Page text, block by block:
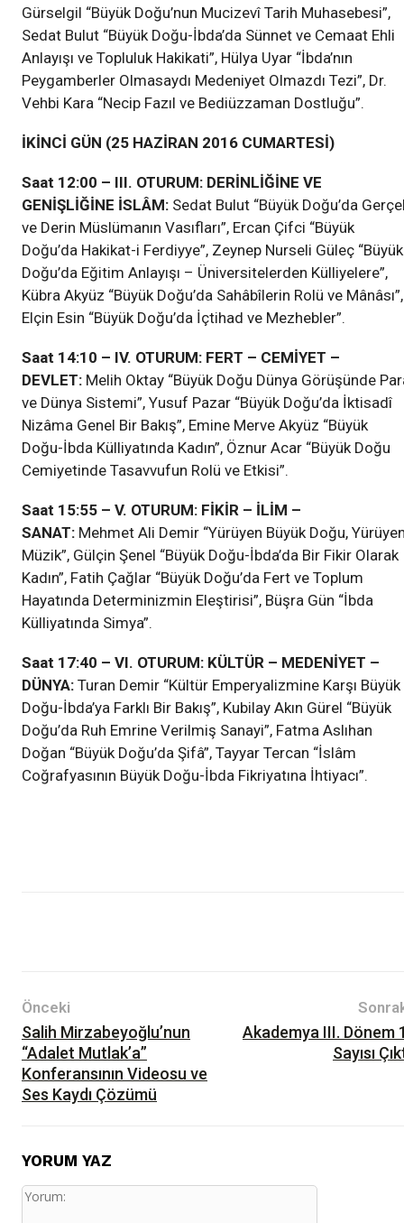
Gürselgil “Büyük Doğu’nun Mucizevî Tarih Muhasebesi”,
Sedat Bulut “Büyük Doğu-İbda’da Sünnet ve Cemaat Ehli
Anlayışı ve Topluluk Hakikati”, Hülya Uyar “İbda’nın
Peygamberler Olmasaydı Medeniyet Olmazdı Tezi”, Dr.
Vehbi Kara “Necip Fazıl ve Bediüzzaman Dostluğu”.
İKİNCİ GÜN (25 HAZİRAN 2016 CUMARTESİ)
Saat 12:00 – III. OTURUM: DERİNLİĞİNE VE
GENİŞLİĞİNE İSLÂM: Sedat Bulut “Büyük Doğu’da
ve Derin Müslümanın Vasıfları”, Ercan Çifci “Büyük
Doğu’da Hakikat-i Ferdiyye”, Zeynep Nurseli Güleç “Büyük
Doğu’da Eğitim Anlayışı – Üniversitelerden Külliyelere”,
Kübra Akyüz “Büyük Doğu’da Sahâbîlerin Rolü ve Mânâsı”,
Elçin Esin “Büyük Doğu’da İçtihad ve Mezhebler”.
Saat 14:10 – IV. OTURUM: FERT – CEMİYET –
DEVLET: Melih Oktay “Büyük Doğu Dünya Görüşünde
ve Dünya Sistemi”, Yusuf Pazar “Büyük Doğu’da İktisadî
Nizâma Genel Bir Bakış”, Emine Merve Akyüz “Büyük
Doğu-İbda Külliyatında Kadın”, Öznur Acar “Büyük Doğu
Cemiyetinde Tasavvufun Rolü ve Etkisi”.
Saat 15:55 – V. OTURUM: FİKİR – İLİM –
SANAT: Mehmet Ali Demir “Yürüyen Büyük Doğu,
Müzik”, Gülçin Şenel “Büyük Doğu-İbda’da Bir Fikir Olarak
Kadın”, Fatih Çağlar “Büyük Doğu’da Fert ve Toplum
Hayatında Determinizmin Eleştirisi”, Büşra Gün “İbda
Külliyatında Simya”.
Saat 17:40 – VI. OTURUM: KÜLTÜR – MEDENİYET –
DÜNYA: Turan Demir “Kültür Emperyalizmine Karşı Büyük
Doğu-İbda’ya Farklı Bir Bakış”, Kubilay Akın Gürel “Büyük
Doğu’da Ruh Emrine Verilmiş Sanayi”, Fatma Aslıhan
Doğan “Büyük Doğu’da Şifâ”, Tayyar Tercan “İslâm
Coğrafyasının Büyük Doğu-İbda Fikriyatına İhtiyacı”.
Önceki
Salih Mirzabeyoğlu’nun
“Adalet Mutlak’a”
Konferansının Videosu ve
Ses Kaydı Çözümü
Akademya III. Dönem
Sayısı
YORUM YAZ
Yorum: